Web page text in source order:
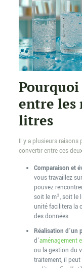
entre les
litres
Il y a plusieurs raisons
convertir entre ces
Comparaison et
vous travaillez
pouvez
soit le m³, soit le
unité facilitera la
des données.
Réalisation d’un
d’aménagement
ou la gestion du
traitement, il